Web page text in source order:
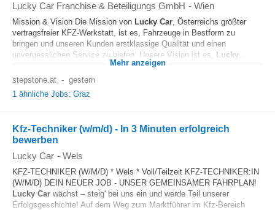
Lucky Car Franchise & Beteiligungs GmbH - Wien
Mission & Vision Die Mission von Lucky Car, Österreichs größter
vertragsfreier KFZ-Werkstatt, ist es, Fahrzeuge in Bestform zu
bringen und unseren Kunden erstklassige Qualität und einen
unvergesslichen Service zu bieten. Unsere Vision ist es, Lucky
Mehr anzeigen
stepstone.at - gestern
1 ähnliche Jobs: Graz
Kfz-Techniker (w/m/d) - In 3 Minuten erfolgreich
bewerben
Lucky Car - Wels
KFZ-TECHNIKER (W/M/D) * Wels * Voll/Teilzeit KFZ-TECHNIKER:IN
(W/M/D) DEIN NEUER JOB - UNSER GEMEINSAMER FAHRPLAN!
Lucky Car wächst – steig' bei uns ein und werde Teil unserer
Erfolgsgeschichte! Auf dem Weg zum Marktführer im Kfz-Bereich